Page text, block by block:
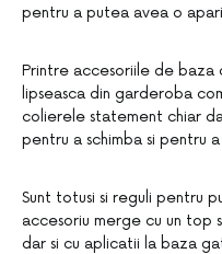
pentru a putea avea o
Printre accesoriile de baza
lipseasca din garderoba
colierele statement chiar
pentru a schimba si pentru
Sunt totusi si reguli pentru
accesoriu merge cu un top
dar si cu aplicatii la baza